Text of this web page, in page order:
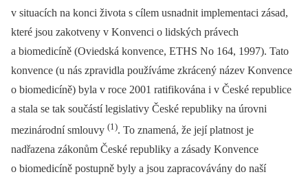
v situacích na konci života s cílem usnadnit implementaci zásad,
které jsou zakotveny v Konvenci o lidských právech
a biomedicíně (Oviedská konvence, ETHS No 164, 1997). Tato
konvence (u nás zpravidla používáme zkrácený název Konvence
o biomedicíně) byla v roce 2001 ratifikována i v České republice
a stala se tak součástí legislativy České republiky na úrovni
mezinárodní smlouvy (1). To znamená, že její platnost je
nadřazena zákonům České republiky a zásady Konvence
o biomedicíně postupně byly a jsou zapracovávány do naší